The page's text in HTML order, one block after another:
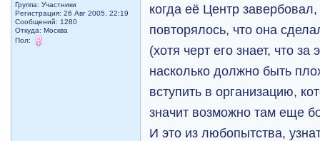
Группа: Участники
Регистрация: 26 Авг 2005, 22:19
Сообщений: 1280
Откуда: Москва
Пол:
когда её Центр
повторялось, что она
(хотя черт его знает, что
насколько должно быть
вступить в организацию,
значит возможно там еще
И это из любопытства,